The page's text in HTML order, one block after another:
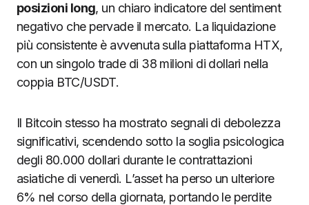
posizioni long, un chiaro indicatore del sentiment
negativo che pervade il mercato. La liquidazione
più consistente è avvenuta sulla piattaforma HTX,
con un singolo trade di 38 milioni di dollari nella
coppia BTC/USDT.
Il Bitcoin stesso ha mostrato segnali di debolezza
significativi, scendendo sotto la soglia psicologica
degli 80.000 dollari durante le contrattazioni
asiatiche di venerdì. L’asset ha perso un ulteriore
6% nel corso della giornata, portando le perdite